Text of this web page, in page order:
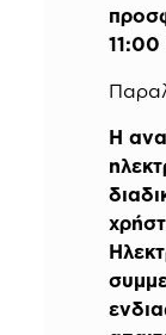
11:00
Η